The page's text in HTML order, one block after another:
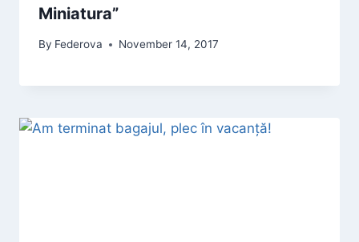
Miniatura”
By Federova November 14, 2017